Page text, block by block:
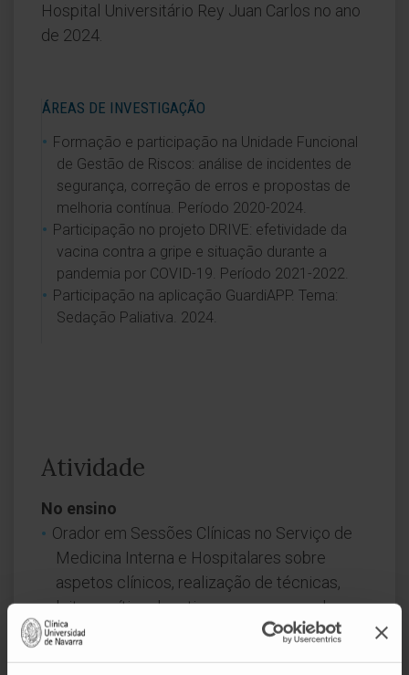
Hospital Universitário Rey Juan Carlos no ano
de 2024.
ÁREAS DE INVESTIGAÇÃO
Formação e participação na Unidade Funcional
de Gestão de Riscos: análise de incidentes de
segurança, correção de erros e propostas de
melhoria contínua. Período 2020-2024.
Participação no projeto DRIVE: efetividade da
vacina contra a gripe e situação durante a
pandemia por COVID-19. Período 2021-2022.
Participação na aplicação GuardiAPP. Tema:
Sedação Paliativa. 2024.
Atividade
No ensino
Orador em Sessões Clínicas no Serviço de
Medicina Interna e Hospitalares sobre
aspetos clínicos, realização de técnicas,
leitura crítica de artigos e segurança do
doente. Período 2019-2024.